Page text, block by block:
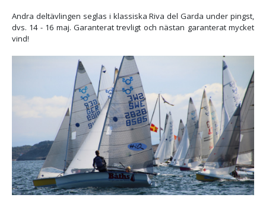
Andra deltävlingen seglas i klassiska Riva del Garda under pingst,
dvs. 14 - 16 maj. Garanterat trevligt och nästan garanterat mycket
vind!